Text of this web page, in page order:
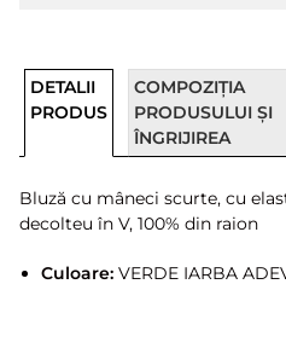
DETALII
PRODUS
COMPOZIȚIA
PRODUSULUI ȘI
ÎNGRIJIREA
Bluză cu mâneci scurte, cu
decolteu în V, 100% din raion
Culoare:VERDE IARBA